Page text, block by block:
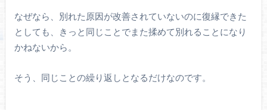
なぜなら、別れた原因が改善されていないのに復縁できた
としても、きっと同じことでまた揉めて別れることになり
かねないから。
そう、同じことの繰り返しとなるだけなのです。